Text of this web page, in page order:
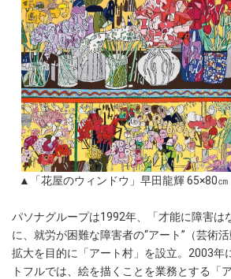
▲「花屋のウィンドウ」早田龍輝 65×80
パソナグループは1992年、「才能に障害は
に、就労が困難な障害者の“アート”（芸術
拡大を目的に「アート村」を設立。2003年
トフルでは、絵を描くことを業務とする「